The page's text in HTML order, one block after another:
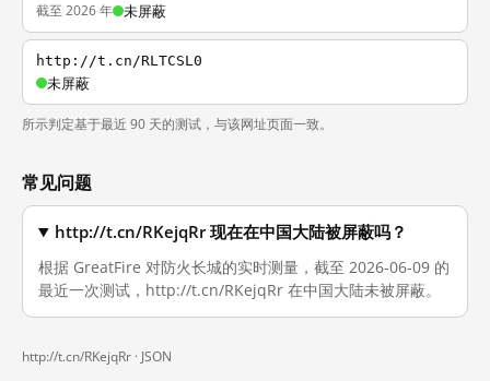
截至 2026 年 未屏蔽
http://t.cn/RLTCSL0
未屏蔽
所示判定基于最近 90 天的测试，与该网址页面一致。
常见问题
http://t.cn/RKejqRr 现在在中国大陆被屏蔽吗？
根据 GreatFire 对防火长城的实时测量，截至 2026-06-09 的
最近一次测试，http://t.cn/RKejqRr 在中国大陆未被屏蔽。
http://t.cn/RKejqRr · JSON